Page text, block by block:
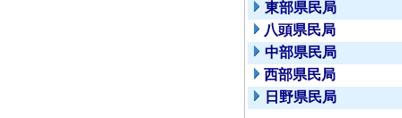
東部県民局
八頭県民局
中部県民局
西部県民局
日野県民局